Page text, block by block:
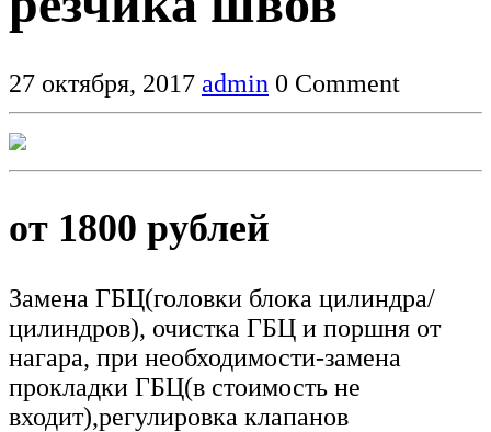
27 октября, 2017 admin 0 Comment
от 1800 рублей
Замена ГБЦ(головки блока цилиндра/
цилиндров), очистка ГБЦ и поршня от
нагара, при необходимости-замена
прокладки ГБЦ(в стоимость не
входит),регулировка клапанов